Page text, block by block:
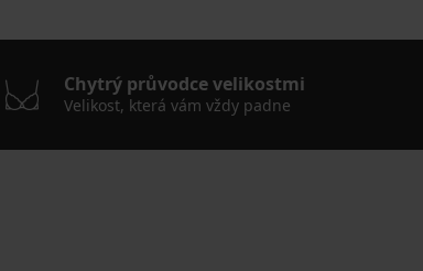
Chytrý průvodce velikostmi
Velikost, která vám vždy padne